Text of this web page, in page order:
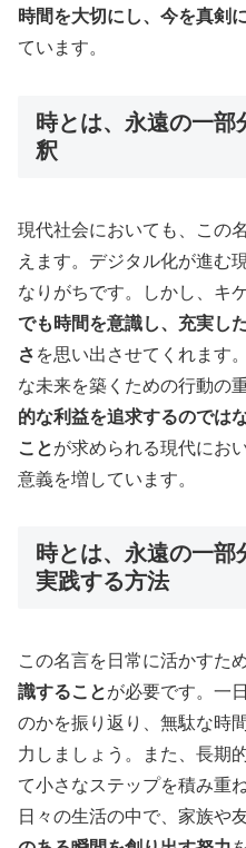
時間を大切にし、今を真剣
ています。
時とは、永遠の一
釈
現代社会においても、この
えます。デジタル化が進む
なりがちです。しかし、キ
でも時間を意識し、充実し
さ を思い出させてくれます
な未来を築くための行動の
的な利益を追求するのでは
ことが求められる現代にお
意義を増しています。
時とは、永遠の一部
実践する方法
この名言を日常に活かすた
識することが必要です。一
のかを振り返り、無駄な時
力しましょう。また、長期
て小さなステップを積み重
日々の生活の中で、家族や